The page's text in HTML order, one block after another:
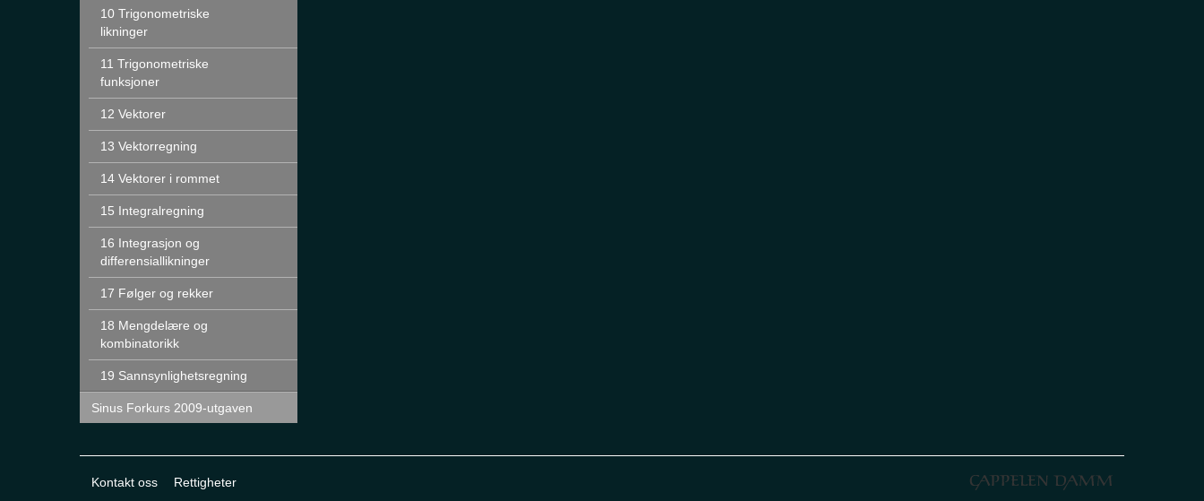
10 Trigonometriske
likninger
11 Trigonometriske
funksjoner
12 Vektorer
13 Vektorregning
14 Vektorer i rommet
15 Integralregning
16 Integrasjon og
differensiallikninger
17 Følger og rekker
18 Mengdelære og
kombinatorikk
19 Sannsynlighetsregning
Sinus Forkurs 2009-utgaven
Kontakt oss Rettigheter